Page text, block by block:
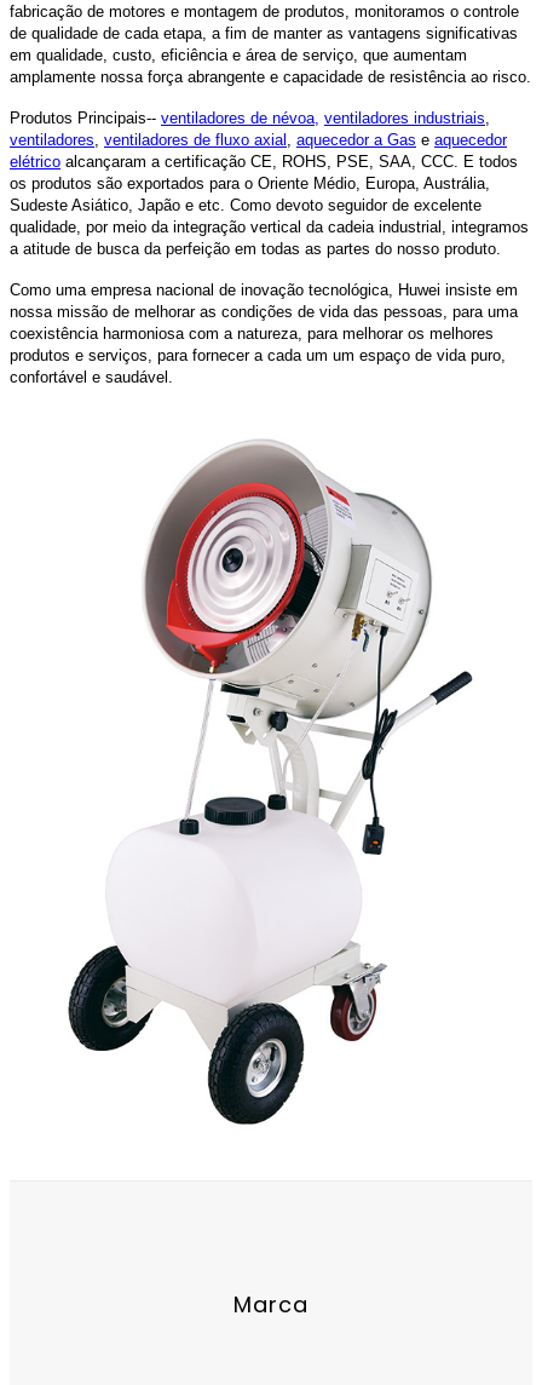
fabricação de motores e montagem de produtos, monitoramos o controle
de qualidade de cada etapa, a fim de manter as vantagens significativas
em qualidade, custo, eficiência e área de serviço, que aumentam
amplamente nossa força abrangente e capacidade de resistência ao risco.
Produtos Principais-- ventiladores de névoa, ventiladores industriais,
ventiladores, ventiladores de fluxo axial , aquecedor a Gas e aquecedor
elétrico alcançaram a certificação CE, ROHS, PSE, SAA, CCC. E todos
os produtos são exportados para o Oriente Médio, Europa, Austrália,
Sudeste Asiático, Japão e etc. Como devoto seguidor de excelente
qualidade, por meio da integração vertical da cadeia industrial, integramos
a atitude de busca da perfeição em todas as partes do nosso produto.
Como uma empresa nacional de inovação tecnológica, Huwei insiste em
nossa missão de melhorar as condições de vida das pessoas, para uma
coexistência harmoniosa com a natureza, para melhorar os melhores
produtos e serviços, para fornecer a cada um um espaço de vida puro,
confortável e saudável.
Marca